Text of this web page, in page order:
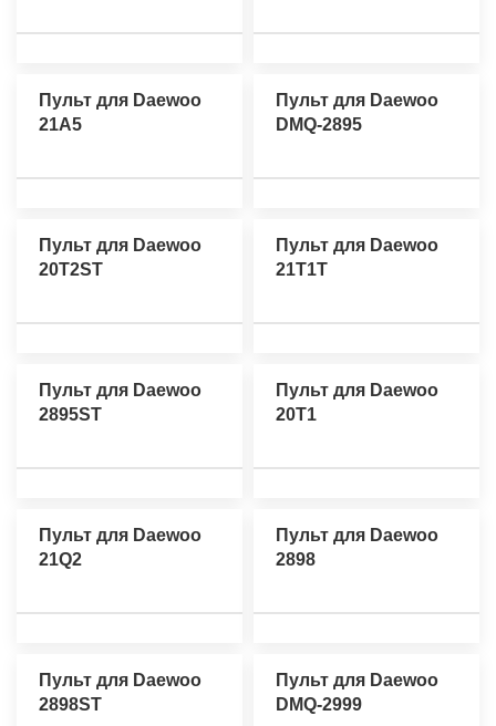
Пульт для Daewoo
21A5
Пульт для Daewoo
DMQ-2895
Пульт для Daewoo
20T2ST
Пульт для Daewoo
21T1T
Пульт для Daewoo
2895ST
Пульт для Daewoo
20T1
Пульт для Daewoo
21Q2
Пульт для Daewoo
2898
Пульт для Daewoo
2898ST
Пульт для Daewoo
DMQ-2999